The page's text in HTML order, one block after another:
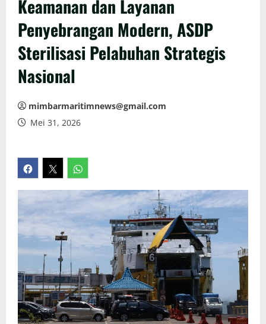
Keamanan dan Layanan
Penyebrangan Modern, ASDP
Sterilisasi Pelabuhan Strategis
Nasional
mimbarmaritimnews@gmail.com
Mei 31, 2026